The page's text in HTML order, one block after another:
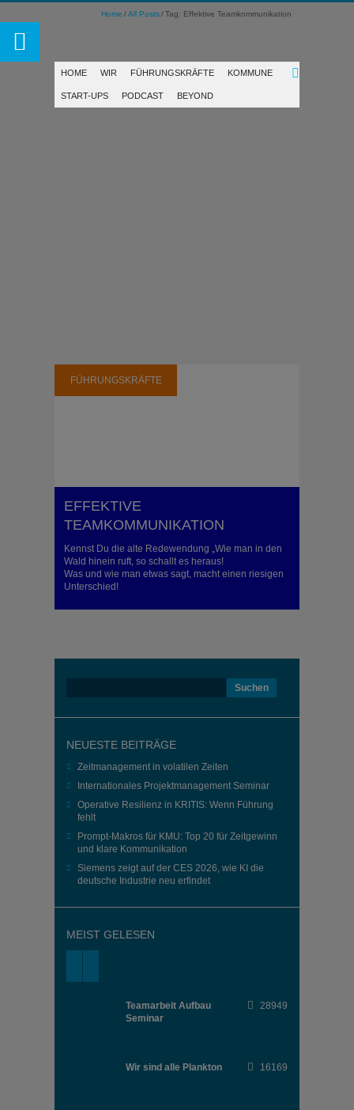
Home All Posts Tag: Effektive Teamkommunikation
HOME WIR FÜHRUNGSKRÄFTE KOMMUNE
START-UPS PODCAST BEYOND
FÜHRUNGSKRÄFTE
EFFEKTIVE
TEAMKOMMUNIKATION
Kennst Du die alte Redewendung „Wie man in den
Wald hinein ruft, so schallt es heraus!
Was und wie man etwas sagt, macht einen riesigen
Unterschied!
NEUESTE BEITRÄGE
Zeitmanagement in volatilen Zeiten
Internationales Projektmanagement Seminar
Operative Resilienz in KRITIS: Wenn Führung
fehlt
Prompt-Makros für KMU: Top 20 für Zeitgewinn
und klare Kommunikation
Siemens zeigt auf der CES 2026, wie KI die
deutsche Industrie neu erfindet
MEIST GELESEN
Teamarbeit Aufbau
Seminar
28949
Wir sind alle Plankton 16169